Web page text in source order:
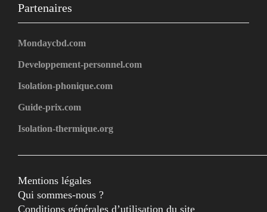
Partenaires
Mondaycbd.com
Developpement-personnel.com
Isolation-phonique.com
Guide-prix.com
Isolation-thermique.org
Mentions légales
Qui sommes-nous ?
Conditions générales d’utilisation du site